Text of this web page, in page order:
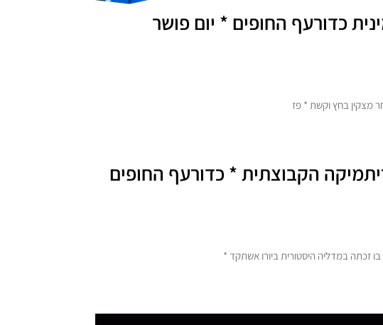
כדורעף החופים * יום פושר
2016 * היום הגדול של הריתמיקה הקבוצתית * כדורעף החופים
זכתה במדליה היסטורית ביורו אשתקד *